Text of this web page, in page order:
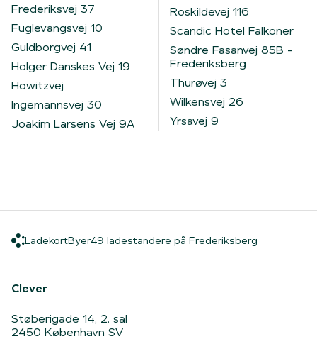
Frederiksvej 37
Fuglevangsvej 10
Guldborgvej 41
Holger Danskes Vej 19
Howitzvej
Ingemannsvej 30
Joakim Larsens Vej 9A
Roskildevej 116
Scandic Hotel Falkoner
Søndre Fasanvej 85B -
Frederiksberg
Thurøvej 3
Wilkensvej 26
Yrsavej 9
LadekortLadekort
ByerByer
49 ladestandere på Frederiksberg
Clever
Støberigade 14, 2. sal
2450 København SV